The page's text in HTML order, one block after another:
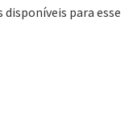
para esse